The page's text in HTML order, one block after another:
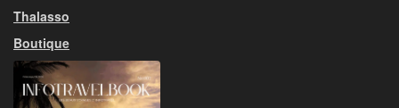
Thalasso
Boutique